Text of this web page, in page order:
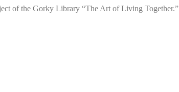
of the Gorky Library “The Art of Living Together.”